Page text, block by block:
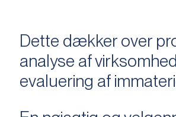
Dette dækker over
analyse af
evaluering af